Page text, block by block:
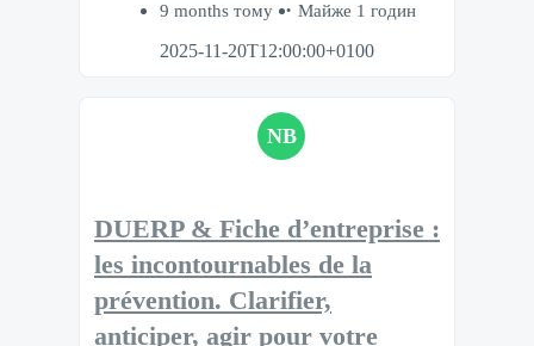
9 months тому
Майже 1 годин
2025-11-20T12:00:00+0100
NB
DUERP & Fiche d’entreprise :
les incontournables de la
prévention. Clarifier,
anticiper, agir pour votre